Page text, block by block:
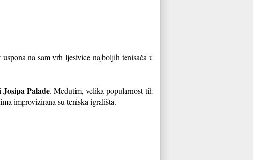
na sam vrh ljestvice najboljih tenisača u
i Josipa Palade. Međutim, velika popularnosttih
improvizirana su teniska igrališta.